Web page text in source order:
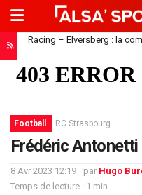
Racing – Elversberg : la
Football RC Strasbourg
Frédéric Antonetti
8 Avr 2023 12:19 par Hugo
Temps de lecture : 1 min